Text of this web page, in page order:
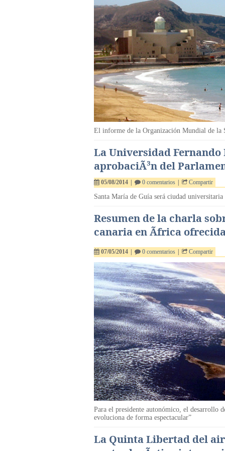
El informe de la Organización Mundial de la
La Universidad Fernando
aprobaciÃ³n del
05/08/2014 0 comentarios Compartir
Santa María de Guía será ciudad universitaria
Resumen de la charla
canaria en Ãfrica
07/05/2014 0 comentarios Compartir
Para el presidente autonómico, el desarrollo
evoluciona de forma espectacular”
La Quinta Libertad del